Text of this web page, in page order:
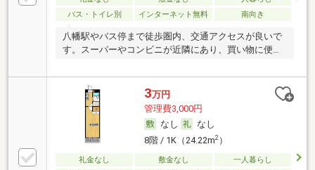
バス・トイレ別
インターネット無料 南向き
八幡駅やバス停まで徒歩圏内、交通アクセスが良いで
す。スーパーやコンビニが近隣にあり、買い物に便利
3万円
管理費3,000円
なし
なし
8階 / 1K（24.22m2）
礼金なし 敷金なし
一人暮らし